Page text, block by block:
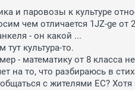
и паровозы к культуре
чем отличается 1JZ-ge от
- он какой ...
тут культура-то.
- математику от 8 класса
на то, что разбираюсь в
с жителями ЕС?